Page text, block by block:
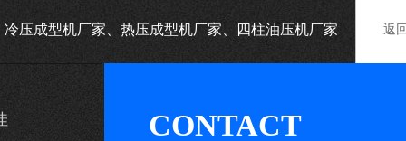
压成型机厂家、热压成型机厂家、四柱油压机厂家 返
CONTACT